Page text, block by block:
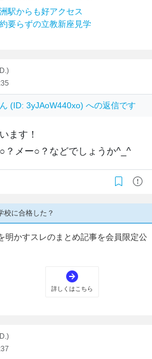
駅からも好アクセス
要らずの立教新座見学
(ID: 3yJAoW440xo) への返信です
ます！
？メー○？などでしょうか^_^